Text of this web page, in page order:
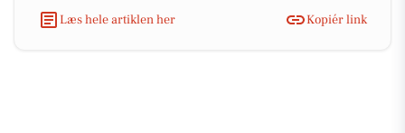
Læs hele artiklen her Kopiér link